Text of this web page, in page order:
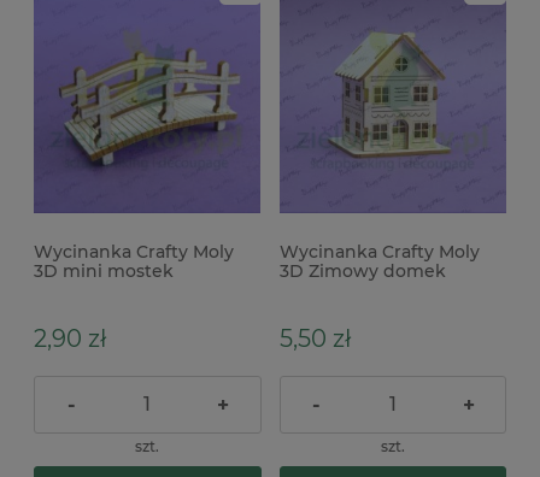
Wycinanka Crafty Moly
3D mini mostek
2,90 zł
- +
szt.
Wycinanka Crafty Moly
3D Zimowy domek
5,50 zł
- +
szt.